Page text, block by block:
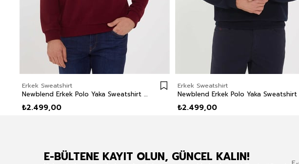
Erkek Sweatshirt
Newblend Erkek Polo Yaka Sweatshirt Bordo
₺2.499,00
Erkek Sweatshirt
₺2.499,00
E-BÜLTENE KAYIT OLUN, GÜNCEL KALIN!